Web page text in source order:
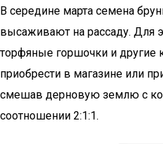
В середине марта семена
высаживают на рассаду. Для
торфяные горшочки и другие
приобрести в магазине или
смешав дерновую землю с
соотношении 2:1:1.